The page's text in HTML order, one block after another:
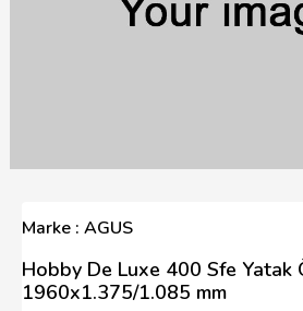
Marke : AGUS
Hobby De Luxe 400 Sfe Yatak
1960x1.375/1.085 mm